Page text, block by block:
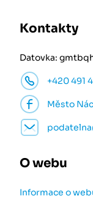
Kontakty
Datovka:
+420 491
Město
O webu
Informace o